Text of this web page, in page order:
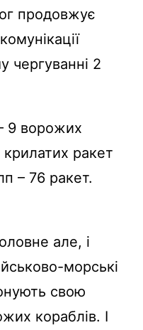
продовжує
чергуванні 2
9 ворожих
крилатих ракет
– 76 ракет.
але, і
морські
свою
кораблів. І